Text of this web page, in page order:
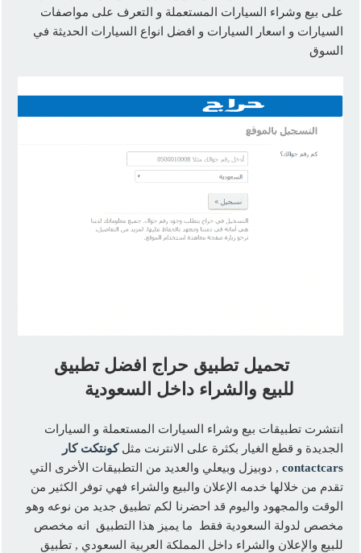
على بيع وشراء السيارات المستعملة و التعرف على مواصفات
السيارات و اسعار السيارات و افضل انواع السيارات الحديثة في
السوق
تحميل تطبيق حراج افضل تطبيق
للبيع والشراء داخل السعودية
انتشرت تطبيقات بيع وشراء السيارات المستعملة و السيارات
الجديدة و قطع الغيار بكثرة على الانترنت مثل كونتكت كار
contactcars , دوبيزل وبيعلي والعديد من التطبيقات الأخرى التي
تقدم من خلالها خدمه الإعلان والبيع والشراء فهي توفر الكثير من
الوقت والمجهود واليوم قد احضرنا لكم تطبيق جديد من نوعه وهو
مخصص لدولة السعودية فقط ما يميز هذا التطبيق انه مخصص
للبيع والإعلان والشراء داخل المملكة العربية السعودي , تطبيق